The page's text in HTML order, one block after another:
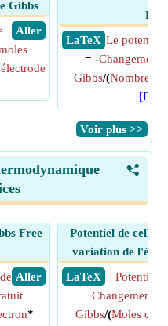
Gibbs
​ Aller
​ LaTeX Le potentiel
= -Changement
Gibbs/(Nombre de
​Voir plus >>
<
Free
​ Aller
*
Potentiel de
variation de
​ LaTeX
Potentiel
Changement
Gibbs/(Moles